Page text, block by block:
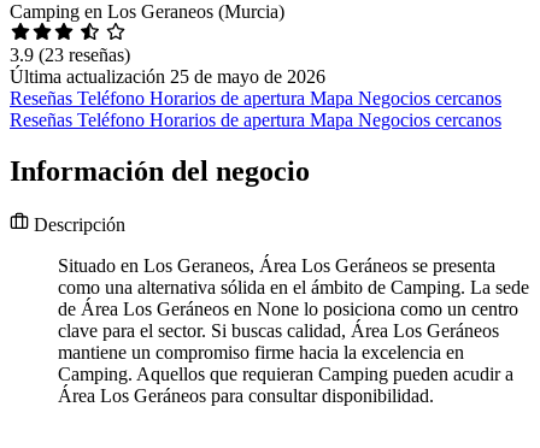
Camping en Los Geraneos (Murcia)
3.9 (23 reseñas)
Última actualización 25 de mayo de 2026
Reseñas Teléfono Horarios de apertura Mapa Negocios cercanos
Reseñas Teléfono Horarios de apertura Mapa Negocios cercanos
Información del negocio
Descripción
Situado en Los Geraneos, Área Los Geráneos se presenta
como una alternativa sólida en el ámbito de Camping. La sede
de Área Los Geráneos en None lo posiciona como un centro
clave para el sector. Si buscas calidad, Área Los Geráneos
mantiene un compromiso firme hacia la excelencia en
Camping. Aquellos que requieran Camping pueden acudir a
Área Los Geráneos para consultar disponibilidad.